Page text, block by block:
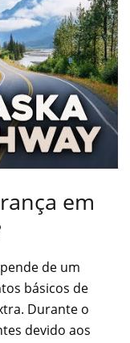
em
de um
básicos de
Durante o
devido aos